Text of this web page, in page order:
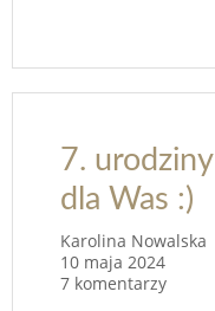
7.
dla Was :)
Karolina Nowalska
10 maja 2024
7 komentarzy